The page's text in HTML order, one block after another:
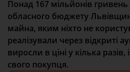
Понад 167 мільйонів
обласного бюджету
майна, яким ніхто не
реалізували через відкриті
виросли в ціні у кілька
свого покупця.